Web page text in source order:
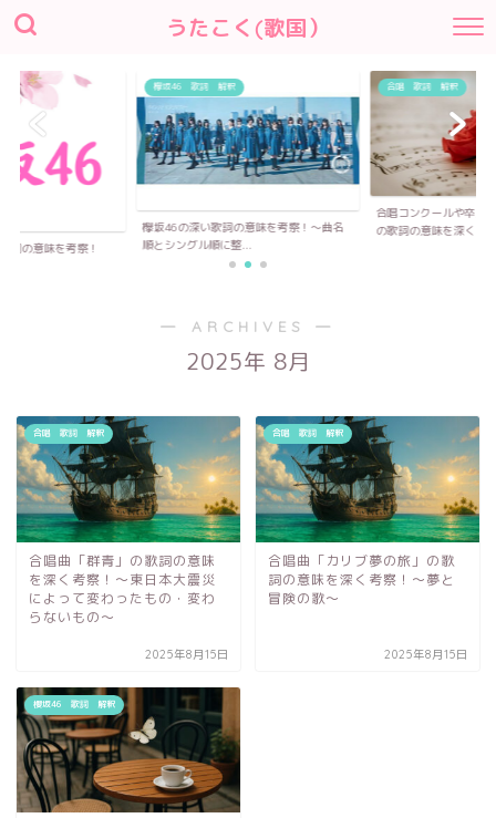
うたこく(歌国）
詞の意味を考察！
欅坂46 歌詞 解釈
欅坂46の深い歌詞の意味を考察！〜曲名
順とシングル順に整...
合唱 歌詞 解釈
合唱コンクールや卒業
の歌詞の意味を深く...
― ARCHIVES ―
2025年 8月
合唱 歌詞 解釈
合唱曲「群青」の歌詞の意味
を深く考察！〜東日本大震災
によって変わったもの・変わ
らないもの〜
2025年8月15日
合唱 歌詞 解釈
合唱曲「カリブ夢の旅」の歌
詞の意味を深く考察！〜夢と
冒険の歌〜
2025年8月15日
櫻坂46 歌詞 解釈